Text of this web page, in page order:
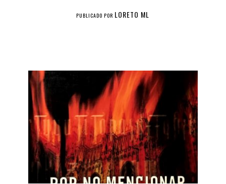
PUBLICADO POR LORETO ML